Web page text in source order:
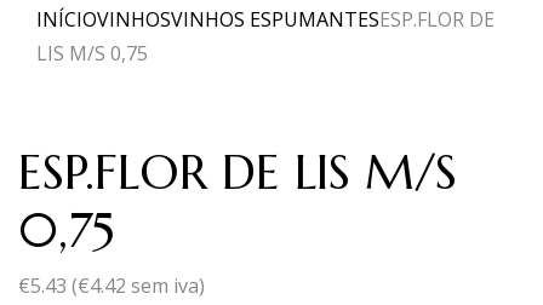
INÍCIOVINHOSVINHOS ESPUMANTESESP.FLOR DE
LIS M/S 0,75
ESP.FLOR DE LIS M/S
0,75
€5.43 (€4.42 sem iva)